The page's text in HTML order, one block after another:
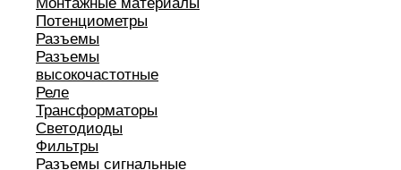
Потенциометры
Разъемы
Разъемы
высокочастотные
Реле
Трансформаторы
Светодиоды
Фильтры
Разъемы сигнальные